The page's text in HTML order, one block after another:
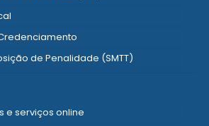
de Penalidade (SMTT)
e serviços online